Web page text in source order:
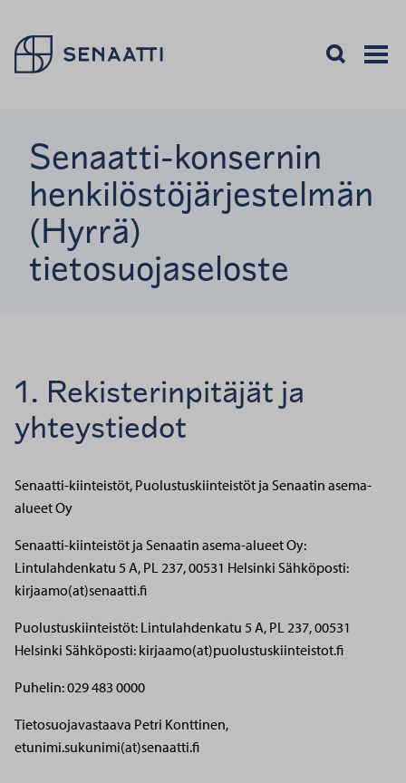
Palaa takaisin etusivulle
Avaa hakuAvaa
Senaatti-konsernin
henkilöstöjärjestelmän
(Hyrrä)
tietosuojaseloste
1. Rekisterinpitäjät ja
yhteystiedot
Senaatti-kiinteistöt, Puolustuskiinteistöt ja Senaatin asema-
alueet Oy
Senaatti-kiinteistöt ja Senaatin asema-alueet Oy:
Lintulahdenkatu 5 A, PL 237, 00531 Helsinki Sähköposti:
kirjaamo(at)senaatti.fi
Puolustuskiinteistöt: Lintulahdenkatu 5 A, PL 237, 00531
Helsinki Sähköposti: kirjaamo(at)puolustuskiinteistot.fi
Puhelin: 029 483 0000
Tietosuojavastaava Petri Konttinen,
etunimi.sukunimi(at)senaatti.fi